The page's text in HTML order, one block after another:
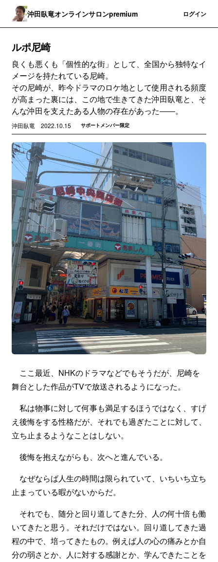
沖田臥竜オンラインサロンpremium ログイン
ルポ尼崎
良くも悪くも「個性的な街」として、全国から独特なイ
メージを持たれている尼崎。
その尼崎が、昨今ドラマのロケ地として使用される頻度
が高まった裏には、この地で生きてきた沖田臥竜と、そ
んな沖田を支えたある人物の存在があった――。
沖田臥竜 2022.10.15 サポートメンバー限定
ここ最近、NHKのドラマなどでもそうだが、尼崎を
舞台とした作品がTVで放送されるようになった。
私は物事に対して何事も満足するほうではなく、すげ
え後悔をする性格だが、それでも過ぎたことに対して、
立ち止まるようなことはしない。
後悔を抱えながらも、次へと進んでいる。
なぜならば人生の時間は限られていて、いちいち立ち
止まっている暇がないからだ。
それでも、随分と回り道してきた分、人の何十倍も働
いてきたと思う。それだけではない。回り道してきた過
程の中で、培ってきたもの。例えば人の心の痛みとか自
分の弱さとか、人に対する感謝とか、学んできたことを